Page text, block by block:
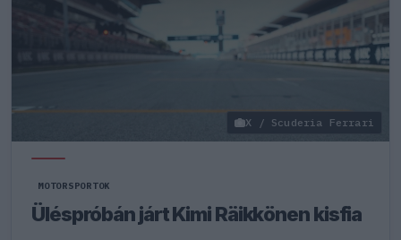
X / Scuderia Ferrari
MOTORSPORTOK
Üléspróbán járt Kimi Räikkönen kisfia